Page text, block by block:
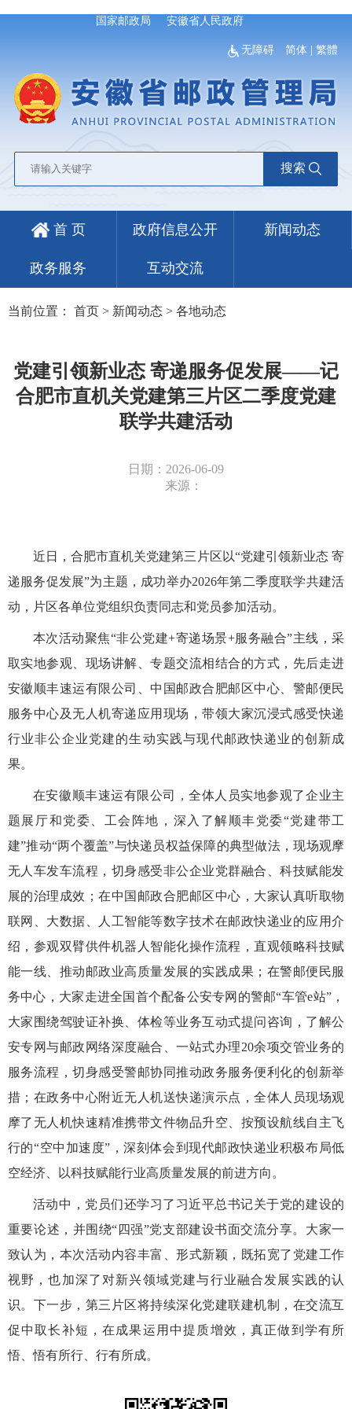
国家邮政局 安徽省人民政府
无障碍 简体 |繁體
搜索
首 页 政府信息公开 新闻动态
政务服务 互动交流
当前位置： 首页 > 新闻动态 > 各地动态
党建引领新业态 寄递服务促发展——记
合肥市直机关党建第三片区二季度党建
联学共建活动
日期：2026-06-09
来源：
近日，合肥市直机关党建第三片区以“党建引领新业态 寄
递服务促发展”为主题，成功举办2026年第二季度联学共建活
动，片区各单位党组织负责同志和党员参加活动。
本次活动聚焦“非公党建+寄递场景+服务融合”主线，采
取实地参观、现场讲解、专题交流相结合的方式，先后走进
安徽顺丰速运有限公司、中国邮政合肥邮区中心、警邮便民
服务中心及无人机寄递应用现场，带领大家沉浸式感受快递
行业非公企业党建的生动实践与现代邮政快递业的创新成
果。
在安徽顺丰速运有限公司，全体人员实地参观了企业主
题展厅和党委、工会阵地，深入了解顺丰党委“党建带工
建”推动“两个覆盖”与快递员权益保障的典型做法，现场观摩
无人车发车流程，切身感受非公企业党群融合、科技赋能发
展的治理成效；在中国邮政合肥邮区中心，大家认真听取物
联网、大数据、人工智能等数字技术在邮政快递业的应用介
绍，参观双臂供件机器人智能化操作流程，直观领略科技赋
能一线、推动邮政业高质量发展的实践成果；在警邮便民服
务中心，大家走进全国首个配备公安专网的警邮“车管e站”，
大家围绕驾驶证补换、体检等业务互动式提问咨询，了解公
安专网与邮政网络深度融合、一站式办理20余项交管业务的
服务流程，切身感受警邮协同推动政务服务便利化的创新举
措；在政务中心附近无人机送快递演示点，全体人员现场观
摩了无人机快速精准携带文件物品升空、按预设航线自主飞
行的“空中加速度”，深刻体会到现代邮政快递业积极布局低
空经济、以科技赋能行业高质量发展的前进方向。
活动中，党员们还学习了习近平总书记关于党的建设的
重要论述，并围绕“四强”党支部建设书面交流分享。大家一
致认为，本次活动内容丰富、形式新颖，既拓宽了党建工作
视野，也加深了对新兴领域党建与行业融合发展实践的认
识。下一步，第三片区将持续深化党建联建机制，在交流互
促中取长补短，在成果运用中提质增效，真正做到学有所
悟、悟有所行、行有所成。